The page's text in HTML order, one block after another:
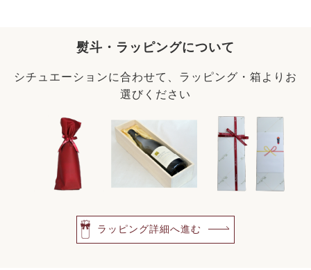
熨斗・ラッピングについて
シチュエーションに合わせて、ラッピング・箱よりお
選びください
ラッピング詳細へ進む